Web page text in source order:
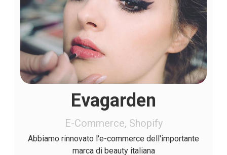
Evagarden
E-Commerce, Shopify
Abbiamo rinnovato l'e-commerce dell'importante
marca di beauty italiana